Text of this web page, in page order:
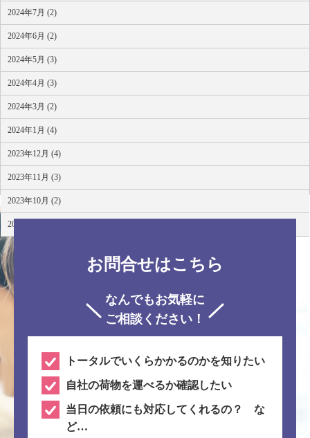
2024年7月 (2)
2024年6月 (2)
2024年5月 (3)
2024年4月 (3)
2024年3月 (2)
2024年1月 (4)
2023年12月 (4)
2023年11月 (3)
2023年10月 (2)
2023年8月 (4)
お問合せはこちら
なんでもお気軽に
ご相談ください！
トータルでいくらかかるのかを知りたい
自社の荷物を運べるか確認したい
当日の依頼にも対応してくれるの？ な
ど…